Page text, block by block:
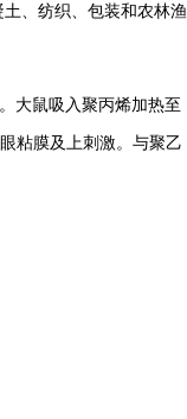
、纺织、包装和农林渔
大鼠吸入聚丙烯加热至
眼粘膜及上刺激。与聚乙